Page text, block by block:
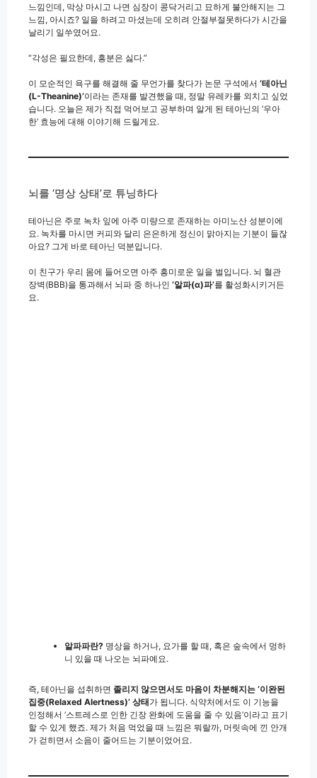
느낌인데, 막상 마시고 나면 심장이 콩닥거리고 묘하게 불안해지는 그
느낌, 아시죠? 일을 하려고 마셨는데 오히려 안절부절못하다가 시간을
날리기 일쑤였어요.
“각성은 필요한데, 흥분은 싫다.”
이 모순적인 욕구를 해결해 줄 무언가를 찾다가 논문 구석에서 ‘테아닌
(L-Theanine)’이라는 존재를 발견했을 때, 정말 유레카를 외치고 싶었
습니다. 오늘은 제가 직접 먹어보고 공부하며 알게 된 테아닌의 ‘우아
한’ 효능에 대해 이야기해 드릴게요.
뇌를 ‘명상 상태’로 튜닝하다
테아닌은 주로 녹차 잎에 아주 미량으로 존재하는 아미노산 성분이에
요. 녹차를 마시면 커피와 달리 은은하게 정신이 맑아지는 기분이 들잖
아요? 그게 바로 테아닌 덕분입니다.
이 친구가 우리 몸에 들어오면 아주 흥미로운 일을 벌입니다. 뇌 혈관
장벽(BBB)을 통과해서 뇌파 중 하나인 ‘알파(α)파’를 활성화시키거든
요.
알파파란? 명상을 하거나, 요가를 할 때, 혹은 숲속에서 멍하
니 있을 때 나오는 뇌파예요.
즉, 테아닌을 섭취하면 졸리지 않으면서도 마음이 차분해지는 ‘이완된
집중(Relaxed Alertness)’ 상태가 됩니다. 식약처에서도 이 기능을
인정해서 ‘스트레스로 인한 긴장 완화에 도움을 줄 수 있음’이라고 표기
할 수 있게 했죠. 제가 처음 먹었을 때 느낌은 뭐랄까, 머릿속에 낀 안개
가 걷히면서 소음이 줄어드는 기분이었어요.